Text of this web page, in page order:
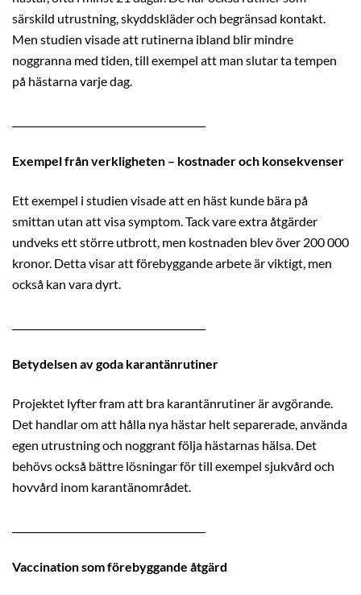
särskild utrustning, skyddskläder och begränsad kontakt.
Men studien visade att rutinerna ibland blir mindre
noggranna med tiden, till exempel att man slutar ta tempen
på hästarna varje dag.
Exempel från verkligheten – kostnader och konsekvenser
Ett exempel i studien visade att en häst kunde bära på
smittan utan att visa symptom. Tack vare extra åtgärder
undveks ett större utbrott, men kostnaden blev över 200 000
kronor. Detta visar att förebyggande arbete är viktigt, men
också kan vara dyrt.
Betydelsen av goda karantänrutiner
Projektet lyfter fram att bra karantänrutiner är avgörande.
Det handlar om att hålla nya hästar helt separerade, använda
egen utrustning och noggrant följa hästarnas hälsa. Det
behövs också bättre lösningar för till exempel sjukvård och
hovvård inom karantänområdet.
Vaccination som förebyggande åtgärd